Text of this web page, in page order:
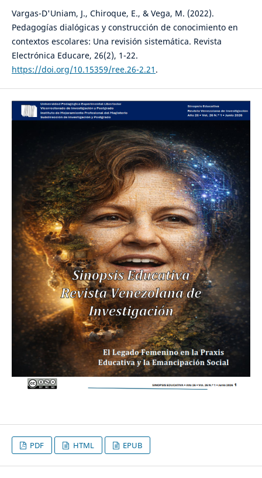
Vargas-D'Uniam, J., Chiroque, E., & Vega, M. (2022).
Pedagogías dialógicas y construcción de conocimiento en
contextos escolares: Una revisión sistemática. Revista
Electrónica Educare, 26(2), 1-22.
https://doi.org/10.15359/ree.26-2.21 .
PDF HTML EPUB